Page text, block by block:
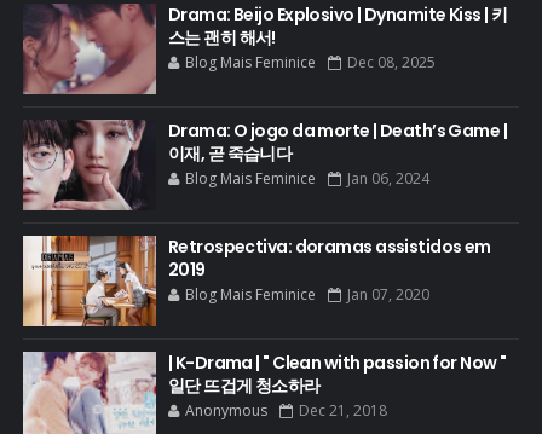
Drama: Beijo Explosivo | Dynamite Kiss | 키
스는 괜히 해서!
Blog Mais Feminice Dec 08, 2025
Drama: O jogo da morte | Death’s Game |
이재, 곧 죽습니다
Blog Mais Feminice Jan 06, 2024
Retrospectiva: doramas assistidos em
2019
Blog Mais Feminice Jan 07, 2020
| K-Drama | " Clean with passion for Now "
일단 뜨겁게 청소하라
Anonymous Dec 21, 2018